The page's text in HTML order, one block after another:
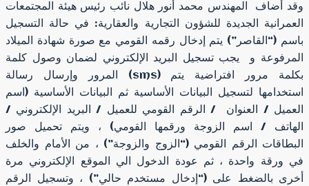
وقد أضاف المهندس محمد أنور هلال نائب رئيس هيئة المجتمعات
العمرانية الجديدة للشؤون التجارية والعقارية: في حالة التسجيل
باسم (“القاصر”) يتم إدخال رقمه القومي مع صورة شهادة الميلاد
المرفوعة و يجب تسجيل البريد الإلكتروني لضمان وصول كلمة
المرور وإرسال رسالة (sms) بكلمة مرور افتراضية يتم
استخدامها لتسجيل البيانات الأساسية ثم البيانات الأساسية (اسم
العميل / العنوان / الرقم القومي للعميل / البريد الإلكتروني /
الهاتف / اسم الزوجة ورقمها القومي) ، ويتم تحميل صور
البطاقات الرقم القومي (“الزوج والزوجة”) ، من الأمام والخلف
في ورقة واحدة ، ثم عودة الدخول الي الموقع الإلكتروني مرة
أخرى بالضغط على (“إدخال مستخدم حالي”) ، وتسجيل الرقم